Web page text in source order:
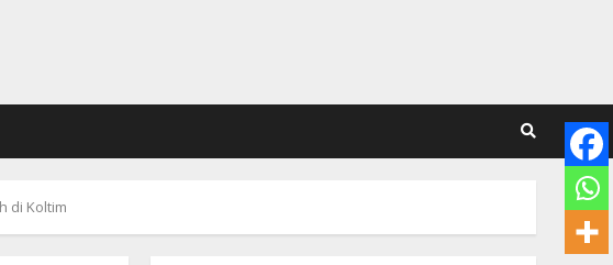
di Koltim